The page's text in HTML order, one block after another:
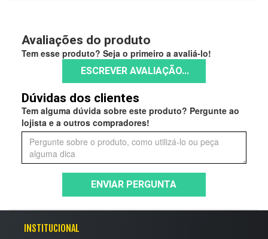
Avaliações do produto
Tem esse produto? Seja o primeiro a avaliá-lo!
ESCREVER AVALIAÇÃO...
Dúvidas dos clientes
Tem alguma dúvida sobre este produto? Pergunte ao
lojista e a outros compradores!
ENVIAR PERGUNTA
INSTITUCIONAL